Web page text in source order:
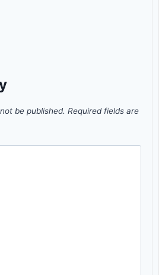
be published. Required fields are